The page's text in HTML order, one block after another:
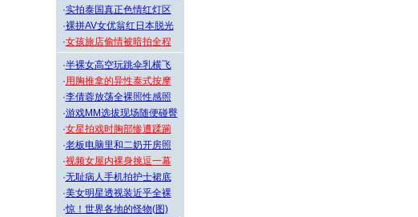
·实拍泰国真正色情红灯区
·裸拼AV女优翁红日本脱光
·女孩旅店偷情被暗拍全程
·半裸女高空玩跳伞乳横飞
·用胸推拿的异性泰式按摩
·李倩蓉放荡全裸照性感照
·游戏MM选拔现场随便碰臀
·女星拍戏时胸部惨遭蹂躏
·老板电脑里和二奶开房照
·视频女屋内裸身挑逗一幕
·无耻病人手机拍护士裙底
·美女明星透视装近乎全裸
·惊！世界各地的怪物(图)